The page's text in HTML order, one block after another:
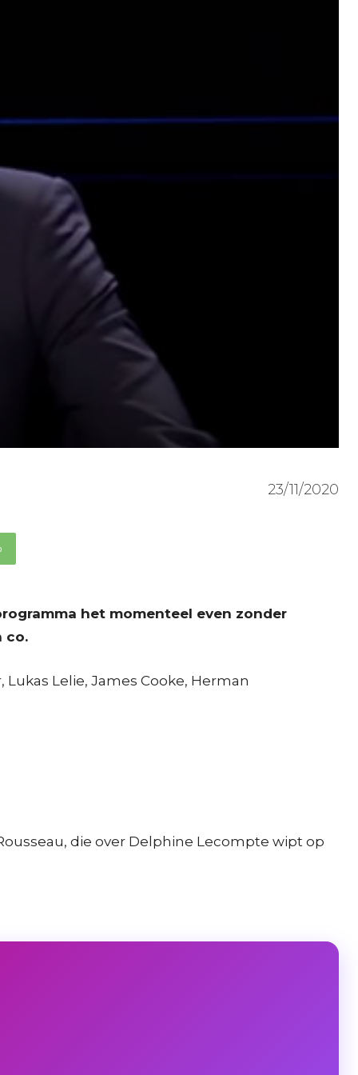
23/11/2020
het momenteel even zonder
co.
Lelie, James Cooke, Herman
die over Delphine Lecompte wipt op